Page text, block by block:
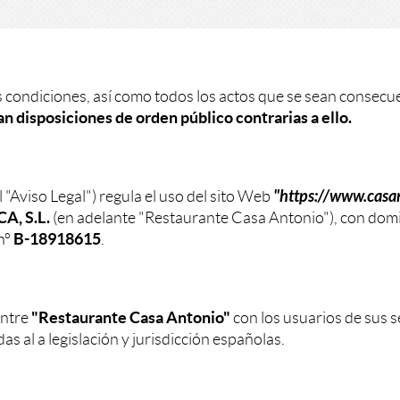
así como todos los actos que se sean
disposiciones de orden público contrarias a ello.
Legal") regula el uso del sito Web "https://
S.L. (en adelante "Restaurante Casa Antonio"), con
B-18918615.
"Restaurante Casa Antonio" con los usuarios de sus
al a legislación y jurisdicción españolas.